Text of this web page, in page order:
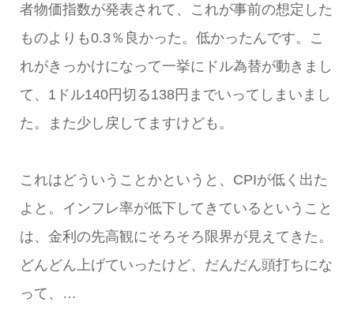
者物価指数が発表されて、これが事前の想定した
ものよりも0.3％良かった。低かったんです。こ
れがきっかけになって一挙にドル為替が動きまし
て、1ドル140円切る138円までいってしまいまし
た。また少し戻してますけども。
これはどういうことかというと、CPIが低く出た
よと。インフレ率が低下してきているということ
は、金利の先高観にそろそろ限界が見えてきた。
どんどん上げていったけど、だんだん頭打ちにな
って、…